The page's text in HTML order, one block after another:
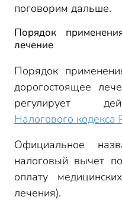
поговорим дальше.
Порядок
лечение
Порядок
дорогостоящее
регулирует
Налогового кодекса
Официальное
налоговый вычет
оплату
лечения).